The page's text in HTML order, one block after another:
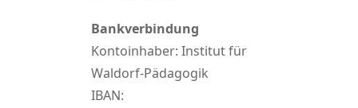
Bankverbindung
Kontoinhaber: Institut für
Waldorf-Pädagogik
IBAN: